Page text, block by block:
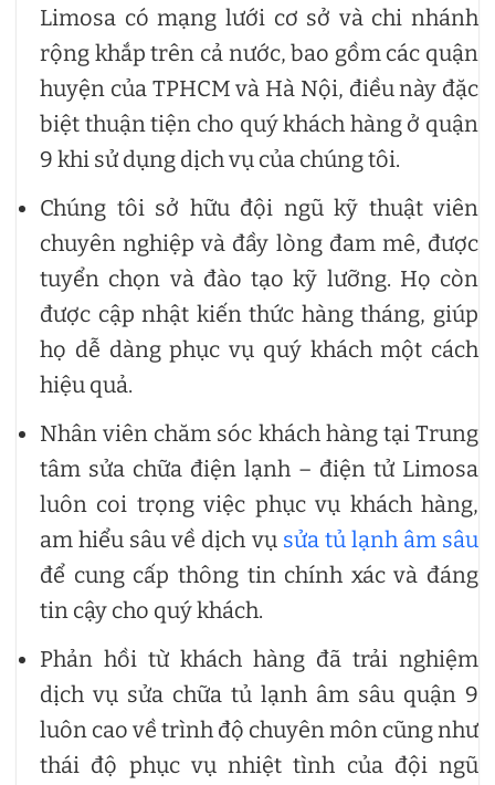
Limosa có mạng lưới cơ sở và chi nhánh
rộng khắp trên cả nước, bao gồm các quận
huyện của TPHCM và Hà Nội, điều này đặc
biệt thuận tiện cho quý khách hàng ở quận
9 khi sử dụng dịch vụ của chúng tôi.
Chúng tôi sở hữu đội ngũ kỹ thuật viên
chuyên nghiệp và đầy lòng đam mê, được
tuyển chọn và đào tạo kỹ lưỡng. Họ còn
được cập nhật kiến thức hàng tháng, giúp
họ dễ dàng phục vụ quý khách một cách
hiệu quả.
Nhân viên chăm sóc khách hàng tại Trung
tâm sửa chữa điện lạnh – điện tử Limosa
luôn coi trọng việc phục vụ khách hàng,
am hiểu sâu về dịch vụ sửa tủ lạnh âm sâu
để cung cấp thông tin chính xác và đáng
tin cậy cho quý khách.
Phản hồi từ khách hàng đã trải nghiệm
dịch vụ sửa chữa tủ lạnh âm sâu quận 9
luôn cao về trình độ chuyên môn cũng như
thái độ phục vụ nhiệt tình của đội ngũ